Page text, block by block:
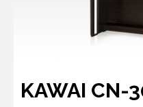
KAWAI CN-